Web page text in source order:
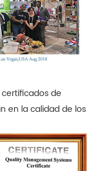
de
en la calidad de los